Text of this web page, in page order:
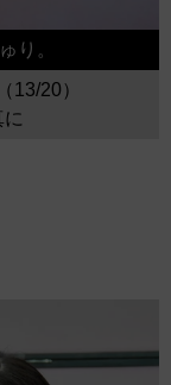
り。
13/20）